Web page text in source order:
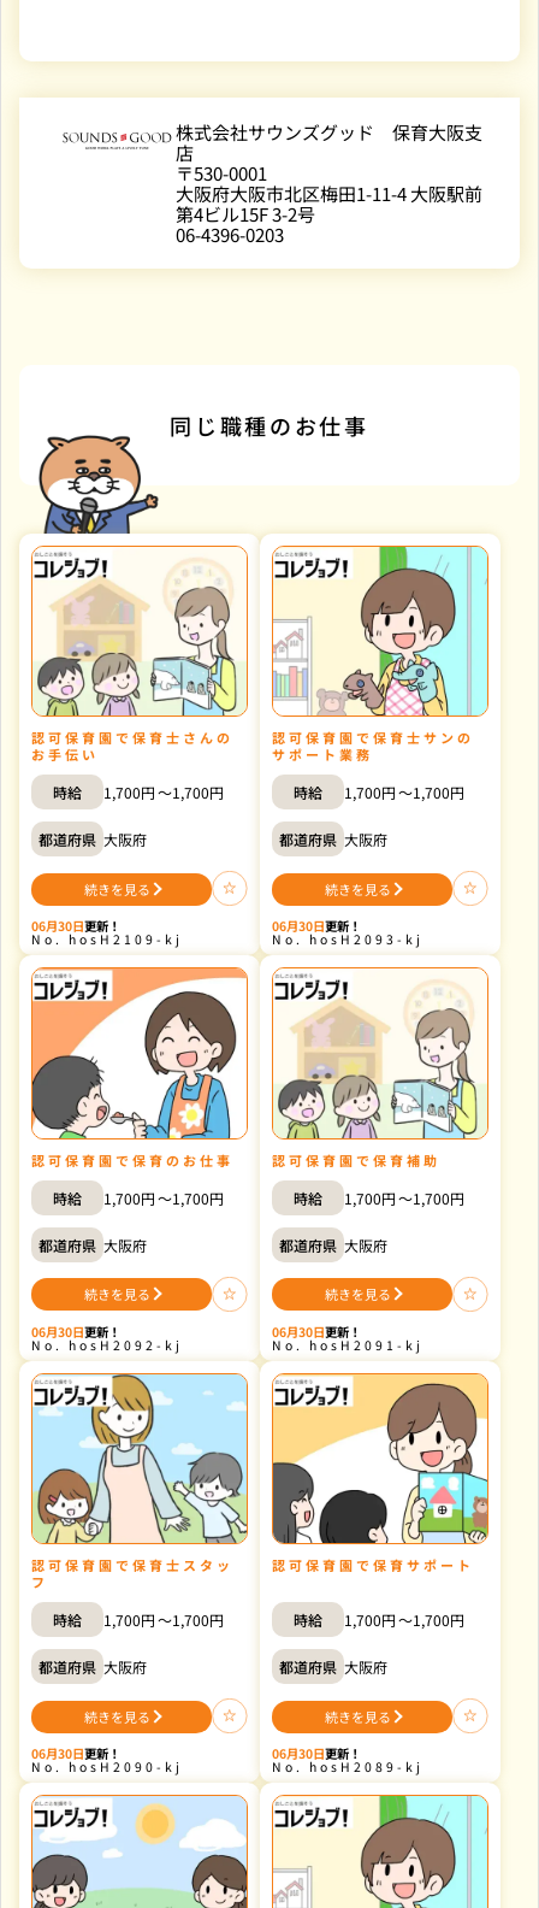
株式会社サウンズグッド 保育大阪支
店
〒530-0001
大阪府大阪市北区梅田1-11-4 大阪駅前
第4ビル15F 3-2号
06-4396-0203
同じ職種のお仕事
認可保育園で保育士さんの
お手伝い
時給 1,700円 1,700円
都道府県 大阪府
認
可
育
園
で
育
士
い
の
続きを見る
06月30日更新！
hosH2109-kj
認可保育園で保育士サンの
サポート業務
時給 1,700円 1,700円
都道府県 大阪府
認
可
育
園
で
士
サ
の
ポ
ー
ト
業
務
の
続きを見る
06月30日更新！
hosH2093-kj
認可保育園で保育のお仕事
時給 1,700円 1,700円
都道府県 大阪府
認
可
育
園
で
育
の
お
仕
事
の
続きを見る
06月30日更新！
hosH2092-kj
認可保育園で保育補助
時給 1,700円 1,700円
都道府県 大阪府
認
可
育
園
で
助
続きを見る
06月30日更新！
hosH2091-kj
認可保育園で保育士スタッ
フ
時給 1,700円 1,700円
都道府県 大阪府
認
可
育
園
で
ス
続きを見る
06月30日更新！
hosH2090-kj
認可保育園で保育サポート
時給 1,700円 1,700円
都道府県 大阪府
認
可
育
園
で
サ
ポ
ー
ト
の
続きを見る
06月30日更新！
hosH2089-kj